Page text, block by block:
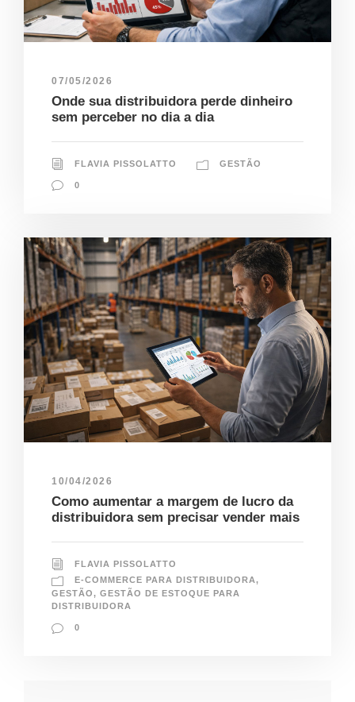
07/05/2026
Onde sua distribuidora perde dinheiro
sem perceber no dia a dia
FLAVIA PISSOLATTO GESTÃO
0
10/04/2026
Como aumentar a margem de lucro da
distribuidora sem precisar vender mais
FLAVIA PISSOLATTO
E-COMMERCE PARA DISTRIBUIDORA,
GESTÃO, GESTÃO DE ESTOQUE PARA
DISTRIBUIDORA
0